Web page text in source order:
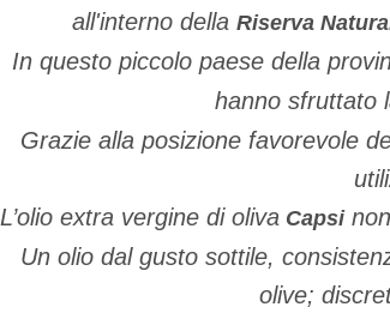
all'interno della Riserva
In questo piccolo paese della
hanno sfruttato
Grazie alla posizione favorevole
L’olio extra vergine di olivaCapsinon
Un olio dal gusto sottile,
olive;